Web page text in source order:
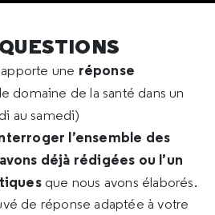
une réponse
domaine de la santé dans un
au samedi)
l’ensemble des
déjà rédigées ou l’un
que nous avons élaborés.
de réponse adaptée à votre